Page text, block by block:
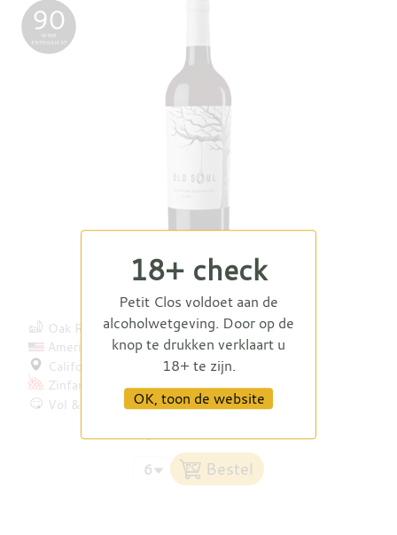
Old Soul Zinfandel 2022
90
WINE
ENTHUSIAST
Oak Ridge Winery
Amerika
Californië
Zinfandel
Vol & rijp
18+ check
Petit Clos voldoet aan de
alcoholwetgeving. Door op de
knop te drukken verklaart u
18+ te zijn.
OK, toon de website